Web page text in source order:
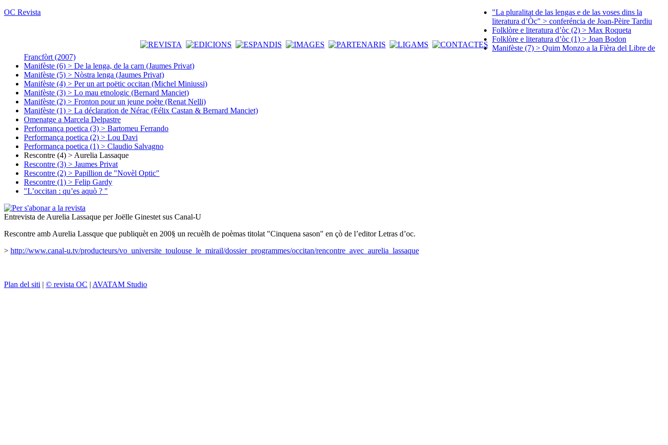
OC Revista
"La pluralitat de las lengas e de las voses dins la
literatura d’Òc" > conferéncia de Joan-Pèire Tardiu
Folklòre e literatura d’òc (2) > Max Roqueta
Folklòre e literatura d’òc (1) > Joan Bodon
Manifèste (7) > Quim Monzo a la Fièra del Libre de
Francfòrt (2007)
Manifèste (6) > De la lenga, de la carn (Jaumes Privat)
Manifèste (5) > Nòstra lenga (Jaumes Privat)
Manifèste (4) > Per un art poëtic occitan (Michel Miniussi)
Manifèste (3) > Lo mau etnologic (Bernard Manciet)
Manifèste (2) > Fronton pour un jeune poète (Renat Nelli)
Manifèste (1) > La déclaration de Nérac (Félix Castan & Bernard Manciet)
Omenatge a Marcela Delpastre
Performança poetica (3) > Bartomeu Ferrando
Performança poetica (2) > Lou Davi
Performança poetica (1) > Claudio Salvagno
Rescontre (4) > Aurelia Lassaque
Rescontre (3) > Jaumes Privat
Rescontre (2) > Papillion de "Novèl Optic"
Rescontre (1) > Felip Gardy
"L’occitan : qu’es aquò ? "
Entrevista de Aurelia Lassaque per Joëlle Ginestet sus Canal-U
Rescontre amb Aurelia Lassque que publiquèt en 200§ un recuèlh de poèmas titolat "Cinquena sason" en çò de l’editor Letras d’oc.
> http://www.canal-u.tv/producteurs/vo_universite_toulouse_le_mirail/dossier_programmes/occitan/rencontre_avec_aurelia_lassaque
Plan del siti | © revista OC | AVATAM Studio